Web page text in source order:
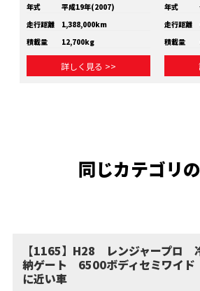
年式
平成19年(2007)
走行距離
1,388,000km
積載量
12,700kg
詳しく見る >>
年式
走行距離
積載量
同じカテゴリ
【1165】H28 レンジャープロ
納ゲート 6500ボディセミワイ
に近い車